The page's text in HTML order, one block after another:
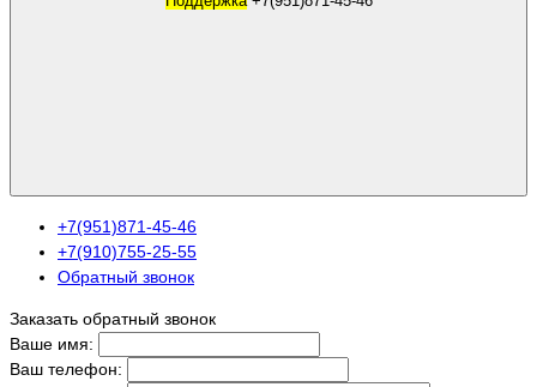
+7(951)871-45-46
+7(910)755-25-55
Обратный звонок
Заказать обратный звонок
Ваше имя:
Ваш телефон: